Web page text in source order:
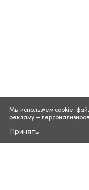
Мы используем cookie-
рекламу —
Принять